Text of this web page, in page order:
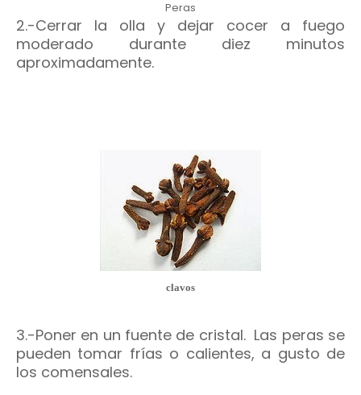
Peras
2.-Cerrar la olla y dejar cocer a fuego
moderado durante diez minutos
aproximadamente.
clavos
3.-Poner en un fuente de cristal. Las peras se
pueden tomar frías o calientes, a gusto de
los comensales.